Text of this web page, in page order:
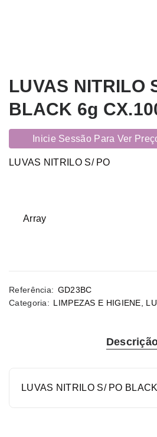
LUVAS NITRILO
BLACK 6g
Inicie Sessão Para Ver
LUVAS NITRILO S/ PO
Array
Referência: GD23BC
Categoria: LIMPEZAS E HIGIENE
LUVAS NITRILO S/ PO